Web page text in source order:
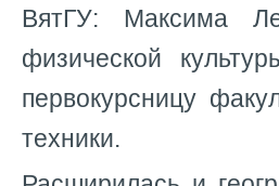
ВятГУ: Максима
физической
первокурсницу
техники.